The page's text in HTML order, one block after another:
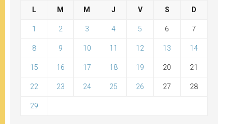
L M M J V S D
1 2 3 4 5 6 7
8 9 10 11 12 13 14
15 16 17 18 19 20 21
22 23 24 25 26 27 28
29